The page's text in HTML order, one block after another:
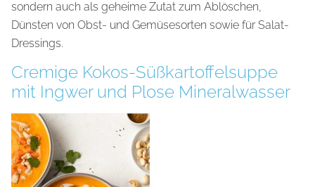
sondern auch als geheime Zutat zum Ablöschen,
Dünsten von Obst- und Gemüsesorten sowie für Salat-
Dressings.
Cremige Kokos-Süßkartoffelsuppe
mit Ingwer und Plose Mineralwasser